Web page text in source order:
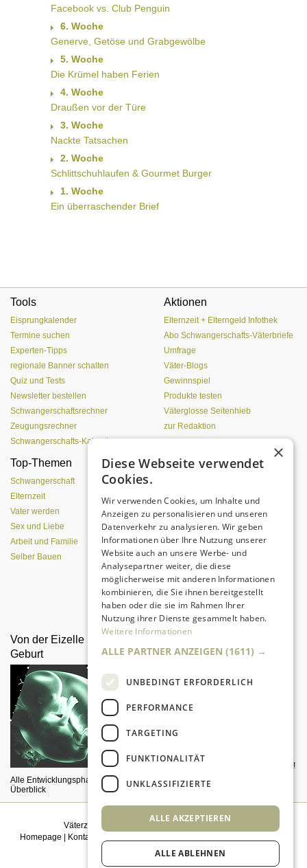
Facebook vs. Club Penguin
6. Woche
Generve, Getöse und Grabgewölbe
5. Woche
Die Krümel haben Ferien
4. Woche
Draußen vor der Türe
3. Woche
Nackte Tatsachen
2. Woche
Schlittschuhlaufen & Gourmet Burger
1. Woche
Ein überraschender Brief
Tools
Eisprungkalender
Termine suchen
Experten-Tipps
regionale Banner schalten
Quiz und Tests
Newsletter bestellen
Schwangerschaftsrechner
Zeugungsrechner
Schwangerschafts-Kalender
Aktionen
Elternzeit + Elterngeld Infothek
Abo Schwangerschafts-Väterbriefe
Umfrage
Väter-Blogs
Gewinnspiel
Produkte testen
Väterglosse Seitenhieb
zur Redaktion
Top-Themen
Schwangerschaft
Elternzeit
Vater werden
Sex und Liebe
Arbeit und Familie
Selber Bauen
Einen Lehmofen
Da sind Kinder mit Begeisterung
dabei.
Von der Eizelle bis zur
Geburt
Alle Entwicklungsphasen im
Überblick
Mit unserer Bauanleitung klappt es!
Väterzeit weiterempfehlen
Homepage
Kontakt
Einwilligungsmanagement
×
Diese Webseite verwendet
Cookies.
Wir verwenden Cookies, um Inhalte und
Anzeigen zu personalisieren und unseren
Datenverkehr zu analysieren. Wir geben
Informationen über Ihre Nutzung unserer
Website auch an unsere Werbe- und
Analysepartner weiter, die diese
möglicherweise mit anderen Informationen
kombinieren, die Sie ihnen bereitgestellt
haben oder die sie im Rahmen Ihrer
Nutzung ihrer Dienste gesammelt haben.
Weitere Informationen
ALLE PARTNER ANZEIGEN (1611) →
UNBEDINGT ERFORDERLICH
PERFORMANCE
TARGETING
FUNKTIONALITÄT
UNKLASSIFIZIERTE
ALLE AKZEPTIEREN
ALLE ABLEHNEN